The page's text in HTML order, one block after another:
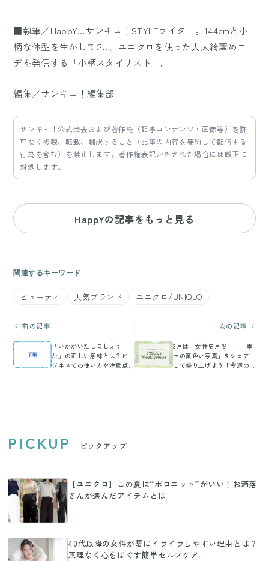
■執筆／HappY…サンキュ！STYLEライター。144cmと小
柄な体型を生かしてGU、ユニクロを使った大人綺麗めコー
デを発信する「小柄スタイリスト」。
編集／サンキュ！編集部
サンキュ！公式発表および著作権（記事コンテンツ・画像等）を許
可なく複製、転載、翻訳すること（記事の内容を要約して配信する
行為を含む）を禁止します。著作権表記が外された場合には厳正に
対処します。
HappYの記事をもっと見る
関連するキーワード
ビューティ 人気ブランド ユニクロ/UNIQLO
前の記事
「いかがいたしましょう
か」の正しい意味とは？ビ
ジネスでの使い方や注意点
次の記事
3月は「女性史月間」！「幸
せの黄色い写真」をシェア
して盛り上げよう！今週の
PICKUP ピックアップ
【ユニクロ】この夏は“ポロニット”がいい！お洒落
さんが選んだアイテムとは
40代以降の女性が夏にイライラしやすい理由とは？
無理なく心をほぐす簡単セルフケア